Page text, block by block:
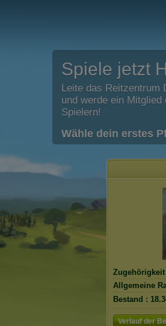
Spiele jetzt
Leite das Reitzentrum
und werde ein
Spielern!
Wähle dein erstes
Zugehörigkeit
Allgemeine
Bestand :
Verlauf der